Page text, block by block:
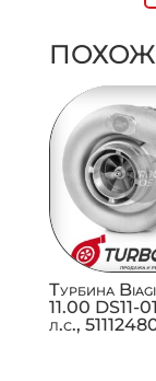
Турбина
11.00 DS11-
л.с.,